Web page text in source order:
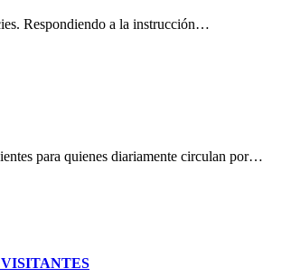
Respondiendo a la instrucción…
para quienes diariamente circulan por…